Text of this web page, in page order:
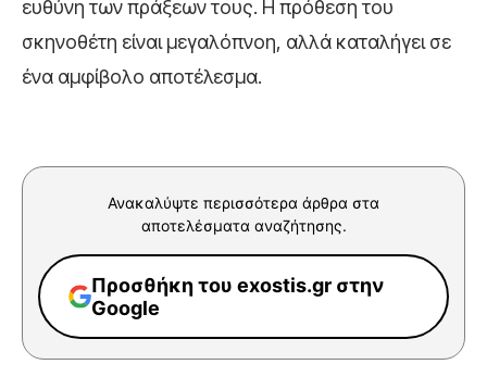
ευθύνη των πράξεων τους. Η πρόθεση του
σκηνοθέτη είναι μεγαλόπνοη, αλλά καταλήγει σε
ένα αμφίβολο αποτέλεσμα.
Ανακαλύψτε περισσότερα άρθρα στα
αποτελέσματα αναζήτησης.
Προσθήκη του exostis.gr στην
Google